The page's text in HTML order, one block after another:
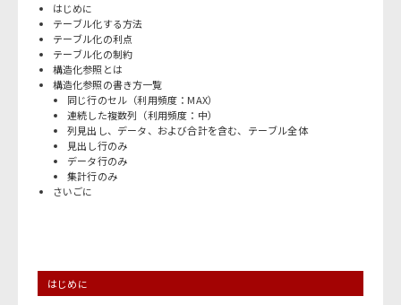
はじめに
テーブル化する方法
テーブル化の利点
テーブル化の制約
構造化参照とは
構造化参照の書き方一覧
同じ行のセル（利用頻度：MAX）
連続した複数列（利用頻度：中）
列見出し、データ、および合計を含む、テーブル全体
見出し行のみ
データ行のみ
集計行のみ
さいごに
はじめに